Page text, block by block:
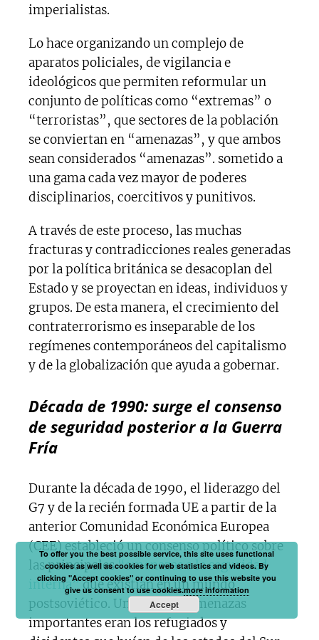
imperialistas.
Lo hace organizando un complejo de
aparatos policiales, de vigilancia e
ideológicos que permiten reformular un
conjunto de políticas como “extremas” o
“terroristas”, que sectores de la población
se conviertan en “amenazas”, y que ambos
sean considerados “amenazas”. sometido a
una gama cada vez mayor de poderes
disciplinarios, coercitivos y punitivos.
A través de este proceso, las muchas
fracturas y contradicciones reales generadas
por la política británica se desacoplan del
Estado y se proyectan en ideas, individuos y
grupos. De esta manera, el crecimiento del
contraterrorismo es inseparable de los
regímenes contemporáneos del capitalismo
y de la globalización que ayuda a gobernar.
Década de 1990: surge el consenso
de seguridad posterior a la Guerra
Fría
Durante la década de 1990, el liderazgo del
G7 y de la recién formada UE a partir de la
anterior Comunidad Económica Europea
(CEE) estableció un consenso político sobre
las principales“amenazas a la seguridad
interna”que existían en un mundo
postsoviético. Una de estas amenazas
importantes eran los refugiados y
To offer you the best possible service, this site uses functional
cookies as well as cookies for web statistics and videos. By
clicking "Accept cookies" or continuing to use this website you
give us consent to use cookies.more information
Accept